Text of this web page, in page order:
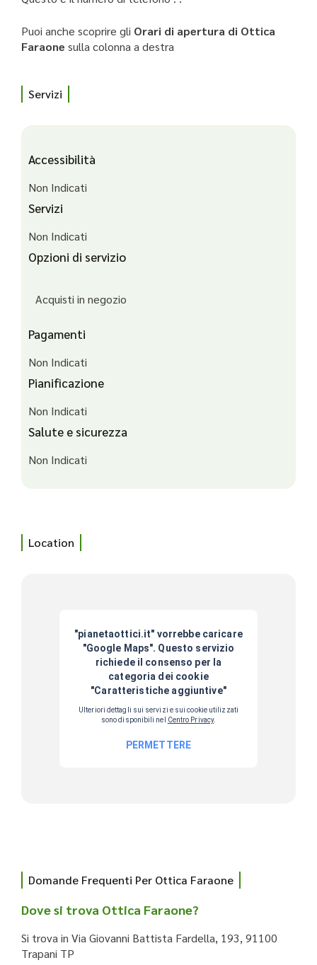
Puoi anche scoprire gli Orari di apertura di Ottica
Faraone sulla colonna a destra
Servizi
Accessibilità
Non Indicati
Servizi
Non Indicati
Opzioni di servizio
Acquisti in negozio
Pagamenti
Non Indicati
Pianificazione
Non Indicati
Salute e sicurezza
Non Indicati
Location
Domande Frequenti Per Ottica Faraone
Dove si trova Ottica Faraone?
Si trova in Via Giovanni Battista Fardella, 193, 91100
Trapani TP